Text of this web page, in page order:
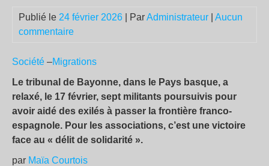
Publié le 24 février 2026 | ParAdministrateur
Aucun
commentaire
Société –Migrations
Le tribunal de Bayonne, dans le Pays basque, a
relaxé, le 17 février, sept militants poursuivis pour
avoir aidé des exilés à passer la frontière franco-
espagnole. Pour les associations, c’est une victoire
face au « délit de solidarité ».
par Maïa Courtois